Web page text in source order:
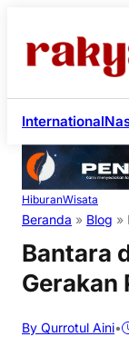
International
HiburanWisata
Beranda » Blog »
Bantara
Gerakan
By Qurrotul Aini•